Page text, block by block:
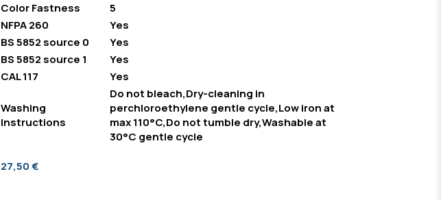
Color Fastness
5
NFPA 260
Yes
BS 5852 source 0
Yes
BS 5852 source 1
Yes
CAL 117
Yes
Washing
Instructions
Do not bleach,Dry-cleaning in
perchloroethylene gentle cycle,Low iron at
max 110°C,Do not tumble dry,Washable at
30°C gentle cycle
27,50 €